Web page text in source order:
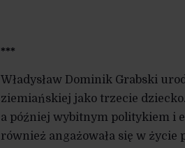
***
Władysław Dominik Grabski
ziemiańskiej jako trzecie
a później wybitnym politykiem i
również angażowała się w życie